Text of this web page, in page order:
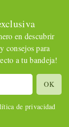
en descubrir
consejos para
a tu bandeja!
de privacidad